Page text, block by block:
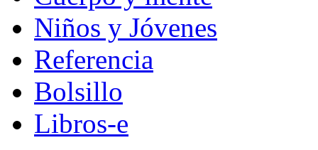
Niños y Jóvenes
Referencia
Bolsillo
Libros-e